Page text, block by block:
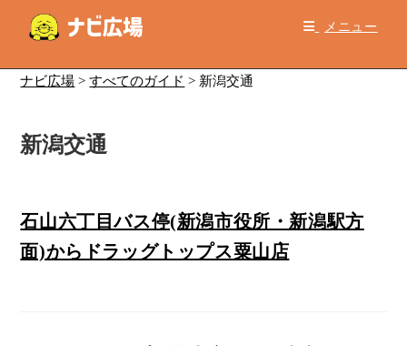
メニュー
ナビ広場 >すべてのガイド > 新潟交通
新潟交通
石山六丁目バス停(新潟市役所・新潟駅方
面)からドラッグトップス粟山店